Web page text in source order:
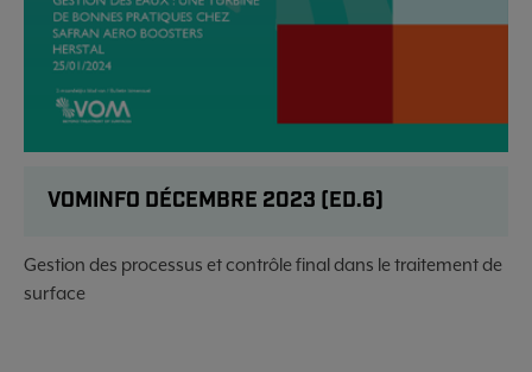
VOMINFO DÉCEMBRE 2023 (ED.6)
Gestion des processus et contrôle final dans le traitement de
surface